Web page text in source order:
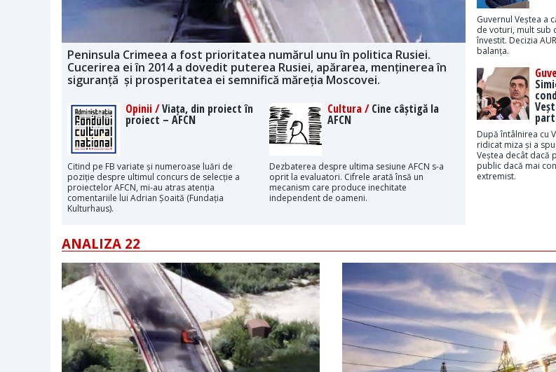
Peninsula Crimeea a fost prioritatea numărul unu în politica Rusiei.
Cucerirea ei în 2014 a dovedit puterea Rusiei, apărarea, menținerea în
siguranță și prosperitatea ei semnifică măreția Moscovei.
Opinii /Viața, din proiect în
proiect – AFCN
Citind pe FB variate și numeroase luări de
poziție despre ultimul concurs de selecție a
proiectelor AFCN, mi-au atras atenția
comentariile lui Adrian Șoaită (Fundația
Kulturhaus).
Cultura /Cine câștigă la
AFCN
Dezbaterea despre ultima sesiune AFCN s-a
oprit la evaluatori. Cifrele arată însă un
mecanism care produce inechitate
independent de oameni.
Guvernul Veștea a
de voturi, mult sub
învestit. Decizia
balanța.
După întâlnirea cu
ridicat miza și a
Veștea decât dacă
public dacă mai
extremist.
ANALIZA 22